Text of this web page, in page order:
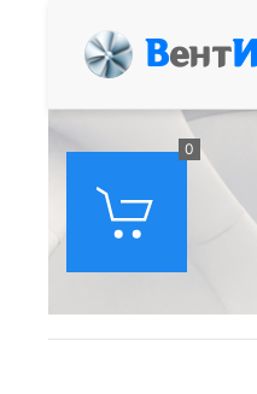
ВентИ
0